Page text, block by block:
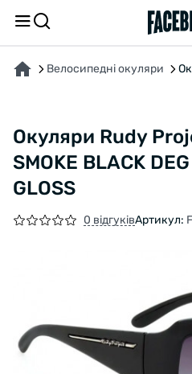
Велосипедні окуляри
Окуляри Rudy
SMOKE BLACK
GLOSS
0 відгуківАртикул:
ПРО ТОВАР ХАРАКТЕРИСТИКИОПИС